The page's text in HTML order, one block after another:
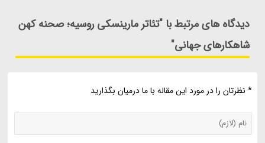
دیدگاه های مرتبط با "تئاتر مارینسکی روسیه؛ صحنه کهن
شاهکارهای جهانی"
* نظرتان را در مورد این مقاله با ما درمیان بگذارید